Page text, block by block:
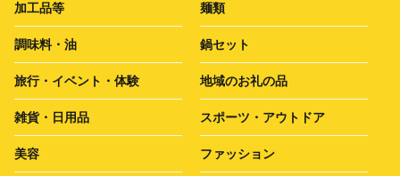
加工品等 麺類
調味料・油 鍋セット
旅行・イベント・体験 地域のお礼の品
雑貨・日用品 スポーツ・アウトドア
美容 ファッション